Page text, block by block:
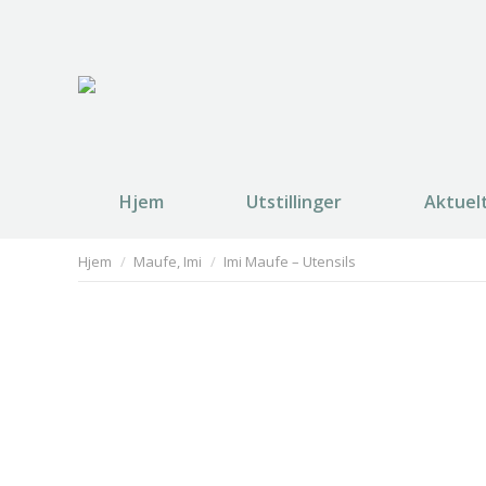
Hjem Utstillinger
You are here:
Hjem Maufe, Imi Imi Maufe – Utensils